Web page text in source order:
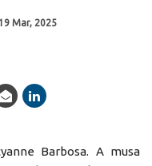
Mar, 2025
Barbosa. A musa